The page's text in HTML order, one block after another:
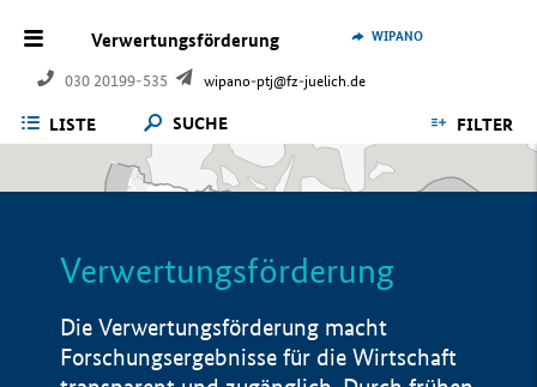
Verwertungsförderung
030 20199-535 wipano-ptj@fz-juelich.de
WIPANO
LISTE SUCHE FILTER
Verwertungsförderung
Die Verwertungsförderung macht
Forschungsergebnisse für die Wirtschaft